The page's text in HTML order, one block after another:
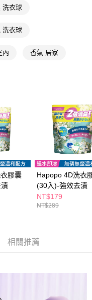
。
成結帳。
的連結，可透過四大超商／
交易完成。
帳頁面顯示為準，若有關於
，請聯繫「AFTEE先享後付
support/home
先享後付」服務完成之交
將交易相關給付款項請求債
護人之同意方可使用
號之用戶狀況，依本公司即
情形，本公司將視審查結果
額度並採取法律行動。
洗衣球
洗衣球
內 香氣 居家
膠囊
Hapopo 4D洗衣
(30入)-強效去漬
NT$179
NT$289
相關推薦